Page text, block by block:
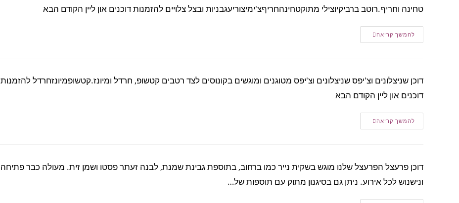
טחינה וחריף.רוטב ברביקיוצילי מתוקטחינהחריףצ'ימיצוריעגבניות ובצל צלויים להזמנות דוכנים און ליין הקודם הבא
להמשך קריאה
דוכן שניצלונים וצ'יפס שניצלונים וצ'יפס מטוגנים ומוגשים בקונוסים לצד רטבים קטשופ, חרדל ומיונז.קטשופמיונזחרדל להזמנות
דוכנים און ליין הקודם הבא
להמשך קריאה
דוכן פרעצל הפרעצל שלנו מוגש בשקית נייר כמו ברחוב, בתוספת גבינת שמנת, לבנה זעתר פסטו ושמן זית. מעולה כבר פתיחה
ונישנוש לכל אירוע. ניתן גם בסיגנון מתוק עם תוספות של…